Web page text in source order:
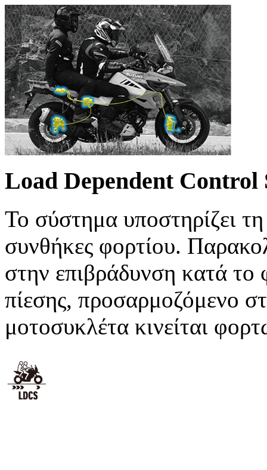
Load Dependent Control
Το σύστημα υποστηρίζει
συνθήκες φορτίου.
στην επιβράδυνση κατά το
πίεσης, προσαρμοζόμενο
μοτοσυκλέτα κινείται